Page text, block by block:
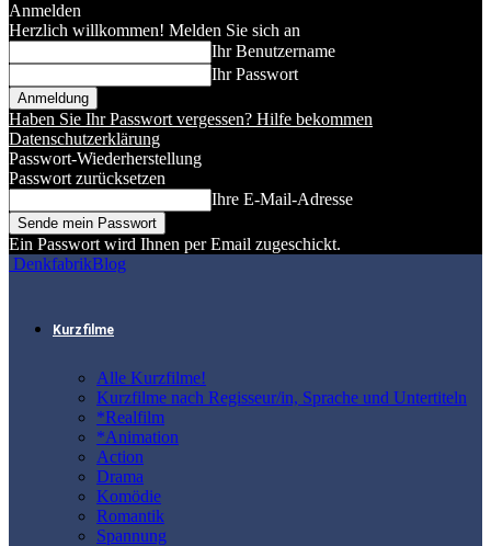
Anmelden
Herzlich willkommen! Melden Sie sich an
Ihr Benutzername
Ihr Passwort
Haben Sie Ihr Passwort vergessen? Hilfe bekommen
Datenschutzerklärung
Passwort-Wiederherstellung
Passwort zurücksetzen
Ihre E-Mail-Adresse
Ein Passwort wird Ihnen per Email zugeschickt.
DenkfabrikBlog
Kurzfilme
Alle Kurzfilme!
Kurzfilme nach Regisseur/in, Sprache und Untertiteln
*Realfilm
*Animation
Action
Drama
Komödie
Romantik
Spannung